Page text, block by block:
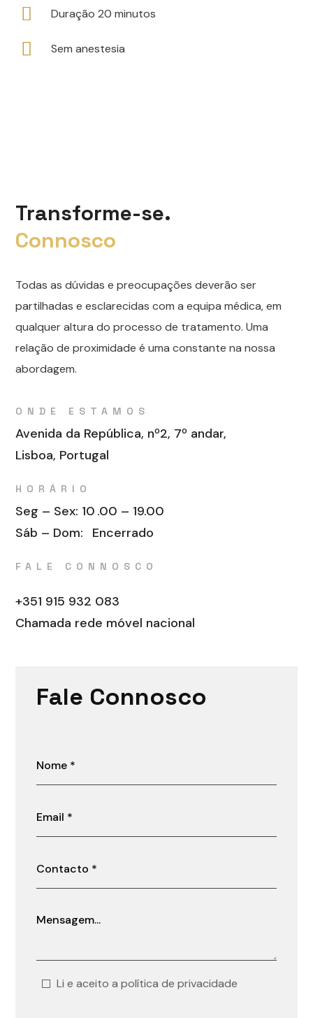
Duração 20 minutos
Sem anestesia
Transforme-se.
Connosco
Todas as dúvidas e preocupações deverão ser
partilhadas e esclarecidas com a equipa médica, em
qualquer altura do processo de tratamento. Uma
relação de proximidade é uma constante na nossa
abordagem.
ONDE ESTAMOS
Avenida da República, nº2, 7º andar,
Lisboa, Portugal
HORÁRIO
Seg – Sex: 10 .00 – 19.00
Sáb – Dom:
Encerrado
FALE CONNOSCO
+351 915 932 083
Chamada rede móvel nacional
Fale Connosco
Li e aceito a política de privacidade